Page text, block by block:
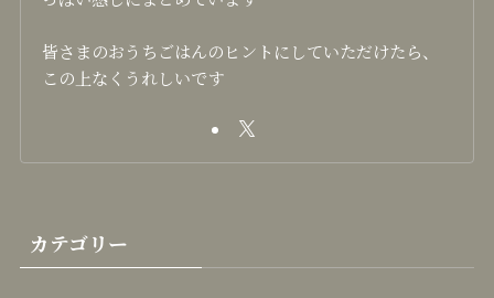
皆さまのおうちごはんのヒントにしていただけたら、
この上なくうれしいです
カテゴリー